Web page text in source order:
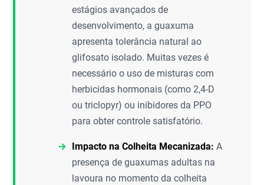
estágios avançados de
desenvolvimento, a guaxuma
apresenta tolerância natural ao
glifosato isolado. Muitas vezes é
necessário o uso de misturas com
herbicidas hormonais (como 2,4-D
ou triclopyr) ou inibidores da PPO
para obter controle satisfatório.
Impacto na Colheita Mecanizada: A
presença de guaxumas adultas na
lavoura no momento da colheita